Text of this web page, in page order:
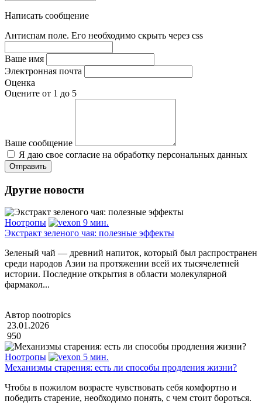
Написать сообщение
Антиспам поле. Его необходимо скрыть через css
Ваше имя
Электронная почта
Оценка
Оцените от 1 до 5
Ваше сообщение
Я даю свое согласие на обработку персональных данных
Другие новости
Ноотропы
9 мин.
Экстракт зеленого чая: полезные эффекты
Зеленый чай — древний напиток, который был распространен
среди народов Азии на протяжении всей их тысячелетней
истории. Последние открытия в области молекулярной
фармакол...
Автор nootropics
23.01.2026
950
Ноотропы
5 мин.
Механизмы старения: есть ли способы продления жизни?
Чтобы в пожилом возрасте чувствовать себя комфортно и
победить старение, необходимо понять, с чем стоит бороться.